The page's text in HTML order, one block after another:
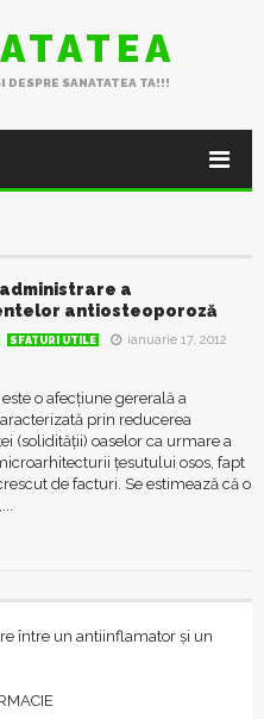
DESPRE SANATATEA TA!!!
a
antiosteoporoză
SFATURI UTILE
ianuarie 17, 2012
o afecțiune gererală a
prin reducerea
(solidității) oaselor ca urmare a
țesutului osos, fapt
de facturi. Se estimează că o
între un antiinflamator și un